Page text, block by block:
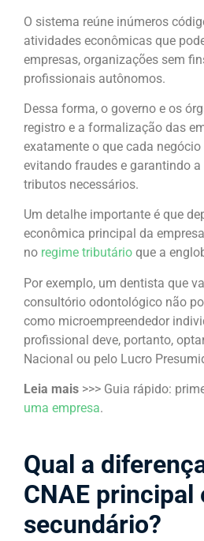
O sistema reúne inúmeros
atividades econômicas que
empresas, organizações sem
profissionais autônomos.
Dessa forma, o governo e os
registro e a formalização das
exatamente o que cada
evitando fraudes e garantindo
tributos necessários.
Um detalhe importante é que
econômica principal da
no regime tributário que a
Por exemplo, um dentista que
consultório odontológico não
como microempreendedor
profissional deve, portanto,
Nacional ou pelo Lucro
Leia mais >>> Guia rápido:
uma empresa.
Qual a
CNAE principal
secundário?